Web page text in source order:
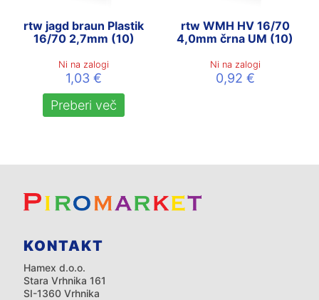
rtw jagd braun Plastik
16/70 2,7mm (10)
Ni na zalogi
1,03€
Preberi več
rtw WMH HV 16/70
4,0mm črna UM (10)
Ni na zalogi
0,92 €
KONTAKT
Hamex d.o.o.
Stara Vrhnika 161
SI-1360 Vrhnika